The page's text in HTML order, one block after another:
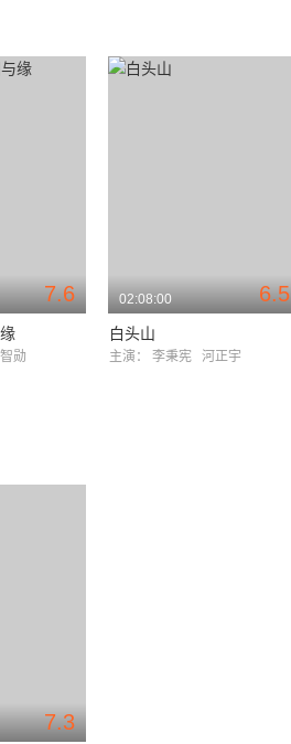
7.6
勋
6.5
02:08:00
白头山
主演： 李秉宪 河正宇
7.3